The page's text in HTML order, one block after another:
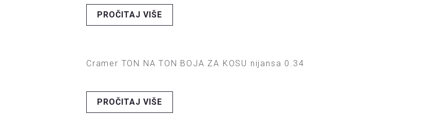
PROČITAJ VIŠE
Cramer TON NA TON BOJA ZA KOSU nijansa 0.34
PROČITAJ VIŠE